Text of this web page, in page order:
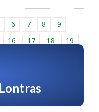
6 7 8
9
16 17 18
19
Lontras